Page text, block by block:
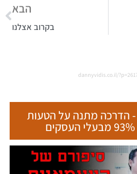
הבא
בקרוב אצלנו
dannyvidis.co.il/
- הדרכה מתנה על הטעות